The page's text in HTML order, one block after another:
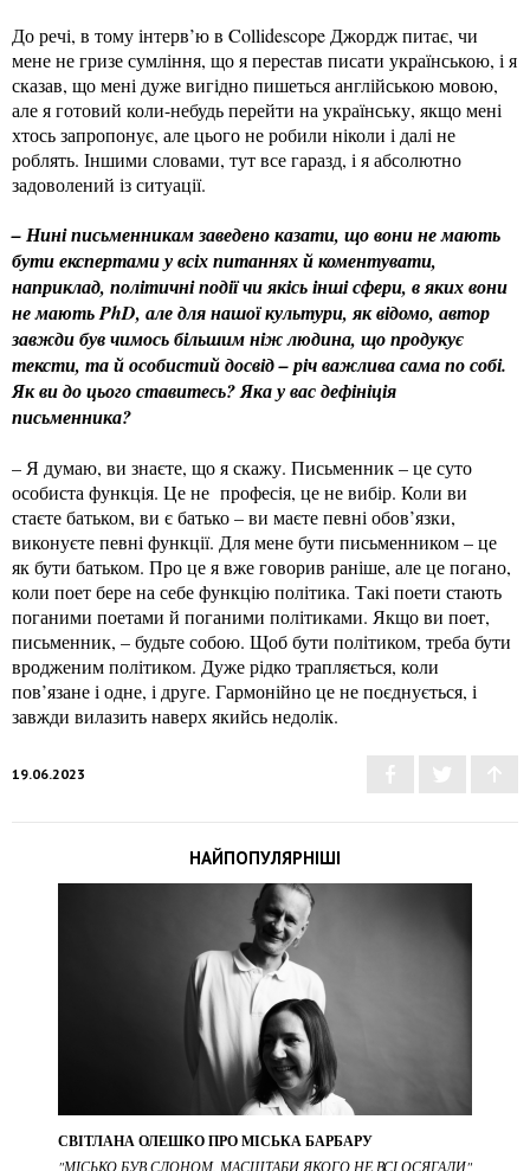
До речі, в тому інтерв’ю в Collidescope Джордж питає, чи
мене не гризе сумління, що я перестав писати українською, і я
сказав, що мені дуже вигідно пишеться англійською мовою,
але я готовий коли-небудь перейти на українську, якщо мені
хтось запропонує, але цього не робили ніколи і далі не
роблять. Іншими словами, тут все гаразд, і я абсолютно
задоволений із ситуації.
– Нині письменникам заведено казати, що вони не мають
бути експертами у всіх питаннях й коментувати,
наприклад, політичні події чи якісь інші сфери, в яких вони
не мають PhD, але для нашої культури, як відомо, автор
завжди був чимось більшим ніж людина, що продукує
тексти, та й особистий досвід – річ важлива сама по собі.
Як ви до цього ставитесь? Яка у вас дефініція
письменника?
– Я думаю, ви знаєте, що я скажу. Письменник – це суто
особиста функція. Це не професія, це не вибір. Коли ви
стаєте батьком, ви є батько – ви маєте певні обов’язки,
виконуєте певні функції. Для мене бути письменником – це
як бути батьком. Про це я вже говорив раніше, але це погано,
коли поет бере на себе функцію політика. Такі поети стають
поганими поетами й поганими політиками. Якщо ви поет,
письменник, – будьте собою. Щоб бути політиком, треба бути
вродженим політиком. Дуже рідко трапляється, коли
пов’язане і одне, і друге. Гармонійно це не поєднується, і
завжди вилазить наверх якийсь недолік.
19.06.2023
НАЙПОПУЛЯРНІШІ
СВІТЛАНА ОЛЕШКО ПРО МІСЬКА БАРБАРУ
"МІСЬКО БУВ СЛОНОМ, МАСШТАБИ ЯКОГО НЕ ВСІ ОСЯГАЛИ"